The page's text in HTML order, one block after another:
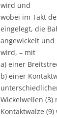
wird und
wobei im Takt
eingelegt, die
angewickelt und
wird, – mit
a) einer
b) einer
Wickelwellen
Kontaktwalze